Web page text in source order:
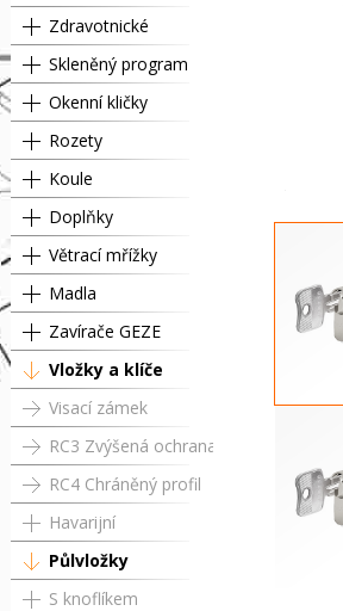
Zdravotnické
Skleněný program
Okenní kličky
Rozety
Koule
Doplňky
Větrací mřížky
Madla
Zavírače GEZE
Vložky a klíče
Visací zámek
RC3 Zvýšená ochrana
RC4 Chráněný profil
Havarijní
Půlvložky
S knoflíkem